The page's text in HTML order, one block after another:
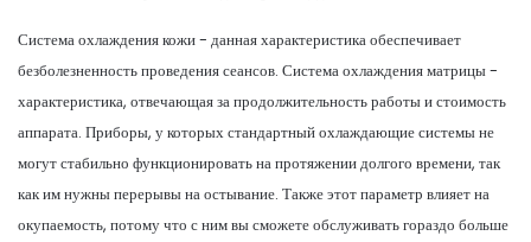
Система охлаждения кожи - данная характеристика обеспечивает
безболезненность проведения сеансов. Система охлаждения матрицы -
характеристика, отвечающая за продолжительность работы и стоимость
аппарата. Приборы, у которых стандартный охлаждающие системы не
могут стабильно функционировать на протяжении долгого времени, так
как им нужны перерывы на остывание. Также этот параметр влияет на
окупаемость, потому что с ним вы сможете обслуживать гораздо больше